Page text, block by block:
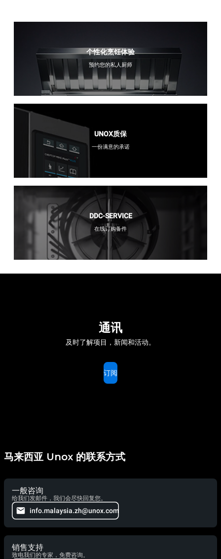
个性化烹饪体验
预约您的私人厨师
UNOX质保
一份满意的承诺
DDC-SERVICE
在线订购备件
通讯
及时了解项目，新闻和活动。
订阅
马来西亚 Unox 的联系方式
一般咨询
给我们发邮件，我们会尽快回复您。
info.malaysia.zh@unox.com
销售支持
致电我们的专家，免费咨询。